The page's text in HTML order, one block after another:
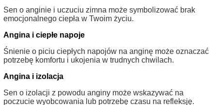
Sen o anginie i uczuciu zimna może symbolizować brak
emocjonalnego ciepła w Twoim życiu.
Angina i ciepłe napoje
Śnienie o piciu ciepłych napojów na anginę może oznaczać
potrzebę komfortu i ukojenia w trudnych chwilach.
Angina i izolacja
Sen o izolacji z powodu anginy może wskazywać na
poczucie wyobcowania lub potrzebę czasu na refleksję.